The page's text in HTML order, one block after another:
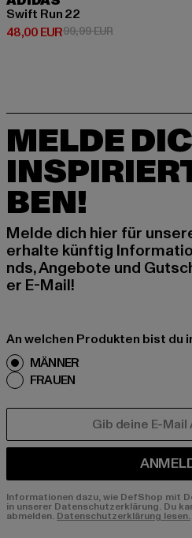
Swift Run 22
48,00 EUR
Derzeitiger Preis: 48,00 EUR
99,99 EURAktionspreis:
MELDE
BEN!
Melde dich hier für
erhalte künftig
nds, Angebote und
er E-Mail!
An welchen Produkten bist du
MÄNNER
FRAUEN
Informationen dazu, wie DefShop mit
in unserer Datenschutzerklärung. Du
abmelden. Datenschutzerklärung lesen.